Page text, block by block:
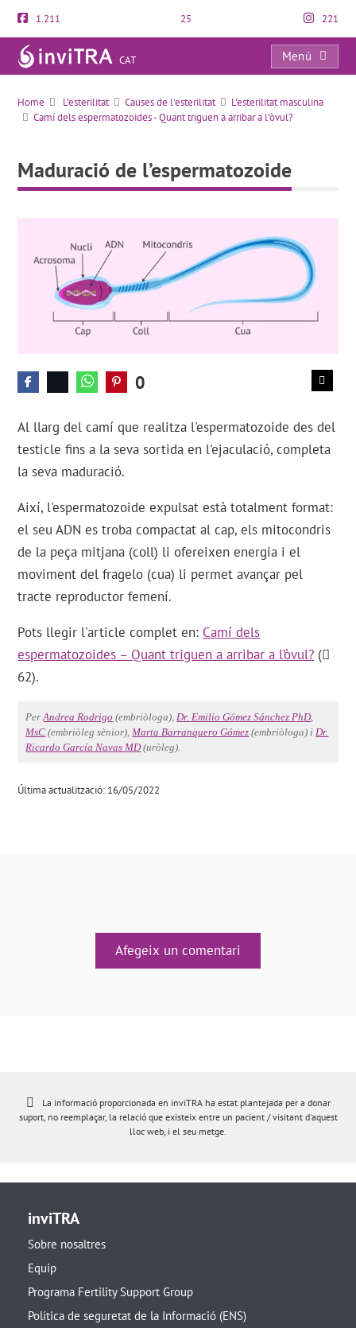
1.211 25 221
CAT
Menú
Maduració de l’espermatozoide
Home L'esterilitat Causes de l'esterilitat
L'esterilitat masculina
Camí dels espermatozoides - Quant triguen a arribar a l'òvul?
Maduració de l’espermatozoide
0
Al llarg del camí que realitza l'espermatozoide des del
testicle fins a la seva sortida en l'ejaculació, completa
la seva maduració.
Així, l'espermatozoide expulsat està totalment format:
el seu ADN es troba compactat al cap, els mitocondris
de la peça mitjana (coll) li ofereixen energia i el
moviment del fragelo (cua) li permet avançar pel
tracte reproductor femení.
Pots llegir l'article complet en: Camí dels
espermatozoides – Quant triguen a arribar a l’òvul? (
62).
PerAndrea Rodrigo (embriòloga),Dr. Emilio Gómez Sánchez PhD,
MsC (embriòleg sènior),Marta Barranquero Gómez (embriòloga) iDr.
Ricardo García Navas MD(uròleg).
Última actualització: 16/05/2022
Afegeix un comentari
La informació proporcionada en inviTRA ha estat plantejada per a donar
suport, no reemplaçar, la relació que existeix entre un pacient / visitant d'aquest
lloc web, i el seu metge.
inviTRA
Sobre nosaltres
Equip
Programa Fertility Support Group
Política de seguretat de la Informació (ENS)